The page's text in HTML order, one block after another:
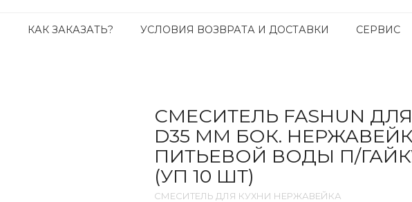
КАК ЗАКАЗАТЬ? УСЛОВИЯ ВОЗВРАТА И ДОСТАВКИ СЕРВИС
СМЕСИТЕЛЬ FASHUN
D35 ММ БОК.
ПИТЬЕВОЙ ВОДЫ П/
(УП 10 ШТ)
СМЕСИТЕЛЬ ДЛЯ КУХНИ НЕРЖАВЕЙКА